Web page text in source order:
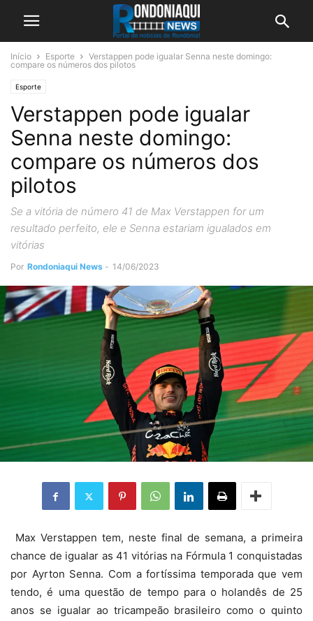
Início Esporte
Verstappen pode igualar Senna neste domingo:
compare os números dos pilotos
Esporte
Verstappen pode igualar
Senna neste domingo:
compare os números dos
pilotos
Se a vitória de número 41 de Max Verstappen for um
resultado perfeito, ele e Senna estariam igualados em
vitórias
Por Rondoniaqui News - 14/06/2023
Max Verstappen tem, neste final de semana, a primeira
chance de igualar as 41 vitórias na Fórmula 1 conquistadas
por Ayrton Senna. Com a fortíssima temporada que vem
tendo, é uma questão de tempo para o holandês de 25
anos se igualar ao tricampeão brasileiro como o quinto